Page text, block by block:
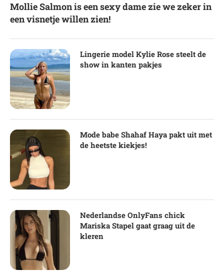
Mollie Salmon is een sexy dame zie we zeker in
een visnetje willen zien!
Lingerie model Kylie Rose steelt de
show in kanten pakjes
Mode babe Shahaf Haya pakt uit met
de heetste kiekjes!
Nederlandse OnlyFans chick
Mariska Stapel gaat graag uit de
kleren